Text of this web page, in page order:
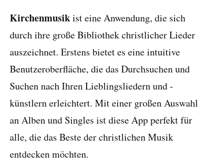
Kirchenmusikist eine Anwendung, die sich
durch ihre große Bibliothek christlicher Lieder
auszeichnet. Erstens bietet es eine intuitive
Benutzeroberfläche, die das Durchsuchen und
Suchen nach Ihren Lieblingsliedern und -
künstlern erleichtert. Mit einer großen Auswahl
an Alben und Singles ist diese App perfekt für
alle, die das Beste der christlichen Musik
entdecken möchten.